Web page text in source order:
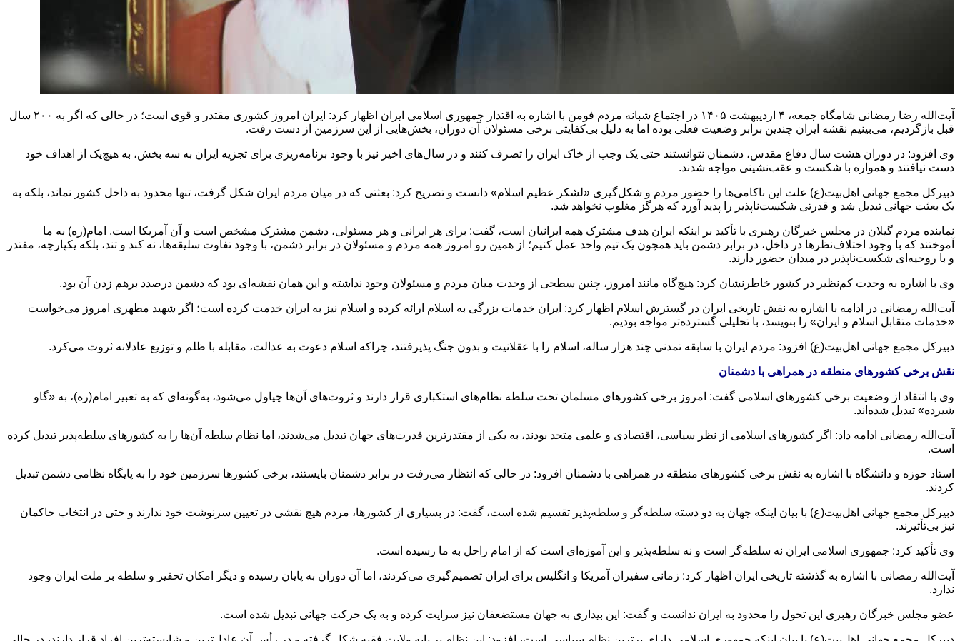
آیت‌الله رضا رمضانی شامگاه جمعه، ۴ اردیبهشت ۱۴۰۵ در اجتماع شبانه مردم فومن با اشاره به اقتدار جمهوری اسلامی ایران اظهار کرد: ایران امروز کشوری مقتدر و قوی است؛ در حالی که اگر به ۲۰۰ سال
قبل بازگردیم، می‌بینیم نقشه ایران چندین برابر وضعیت فعلی بوده اما به دلیل بی‌کفایتی برخی مسئولان آن دوران، بخش‌هایی از این سرزمین از دست رفت.
وی افزود: در دوران هشت سال دفاع مقدس، دشمنان نتوانستند حتی یک وجب از خاک ایران را تصرف کنند و در سال‌های اخیر نیز با وجود برنامه‌ریزی برای تجزیه ایران به سه بخش، به هیچ‌یک از اهداف خود
دست نیافتند و همواره با شکست و عقب‌نشینی مواجه شدند.
دبیرکل مجمع جهانی اهل‌بیت(ع) علت این ناکامی‌ها را حضور مردم و شکل‌گیری «لشکر عظیم اسلام» دانست و تصریح کرد: بعثتی که در میان مردم ایران شکل گرفت، تنها محدود به داخل کشور نماند، بلکه به
یک بعثت جهانی تبدیل شد و قدرتی شکست‌ناپذیر را پدید آورد که هرگز مغلوب نخواهد شد.
نماینده مردم گیلان در مجلس خبرگان رهبری با تأکید بر اینکه ایران هدف مشترک همه ایرانیان است، گفت: برای هر ایرانی و هر مسئولی، دشمن مشترک مشخص است و آن آمریکا است. امام(ره) به ما
آموختند که با وجود اختلاف‌نظرها در داخل، در برابر دشمن باید همچون یک تیم واحد عمل کنیم؛ از همین رو امروز همه مردم و مسئولان در برابر دشمن، با وجود تفاوت سلیقه‌ها، نه کند و تند، بلکه یکپارچه، مقتدر
و با روحیه‌ای شکست‌ناپذیر در میدان حضور دارند.
وی با اشاره به وحدت کم‌نظیر در کشور خاطرنشان کرد: هیچ‌گاه مانند امروز، چنین سطحی از وحدت میان مردم و مسئولان وجود نداشته و این همان نقشه‌ای بود که دشمن درصدد برهم زدن آن بود.
آیت‌الله رمضانی در ادامه با اشاره به نقش تاریخی ایران در گسترش اسلام اظهار کرد: ایران خدمات بزرگی به اسلام ارائه کرده و اسلام نیز به ایران خدمت کرده است؛ اگر شهید مطهری امروز می‌خواست
«خدمات متقابل اسلام و ایران» را بنویسد، با تحلیلی گسترده‌تر مواجه بودیم.
دبیرکل مجمع جهانی اهل‌بیت(ع) افزود: مردم ایران با سابقه تمدنی چند هزار ساله، اسلام را با عقلانیت و بدون جنگ پذیرفتند، چراکه اسلام دعوت به عدالت، مقابله با ظلم و توزیع عادلانه ثروت می‌کرد.
نقش برخی کشورهای منطقه در همراهی با دشمنان
وی با انتقاد از وضعیت برخی کشورهای اسلامی گفت: امروز برخی کشورهای مسلمان تحت سلطه نظام‌های استکباری قرار دارند و ثروت‌های آن‌ها چپاول می‌شود، به‌گونه‌ای که به تعبیر امام(ره)، به «گاو
شیرده» تبدیل شده‌اند.
آیت‌الله رمضانی ادامه داد: اگر کشورهای اسلامی از نظر سیاسی، اقتصادی و علمی متحد بودند، به یکی از مقتدرترین قدرت‌های جهان تبدیل می‌شدند، اما نظام سلطه آن‌ها را به کشورهای سلطه‌پذیر تبدیل کرده
است.
استاد حوزه و دانشگاه با اشاره به نقش برخی کشورهای منطقه در همراهی با دشمنان افزود: در حالی که انتظار می‌رفت در برابر دشمنان بایستند، برخی کشورها سرزمین خود را به پایگاه نظامی دشمن تبدیل
کردند.
دبیرکل مجمع جهانی اهل‌بیت(ع) با بیان اینکه جهان به دو دسته سلطه‌گر و سلطه‌پذیر تقسیم شده است، گفت: در بسیاری از کشورها، مردم هیچ نقشی در تعیین سرنوشت خود ندارند و حتی در انتخاب حاکمان
نیز بی‌تأثیرند.
وی تأکید کرد: جمهوری اسلامی ایران نه سلطه‌گر است و نه سلطه‌پذیر و این آموزه‌ای است که از امام راحل به ما رسیده است.
آیت‌الله رمضانی با اشاره به گذشته تاریخی ایران اظهار کرد: زمانی سفیران آمریکا و انگلیس برای ایران تصمیم‌گیری می‌کردند، اما آن دوران به پایان رسیده و دیگر امکان تحقیر و سلطه بر ملت ایران وجود
ندارد.
عضو مجلس خبرگان رهبری این تحول را محدود به ایران ندانست و گفت: این بیداری به جهان مستضعفان نیز سرایت کرده و به یک حرکت جهانی تبدیل شده است.